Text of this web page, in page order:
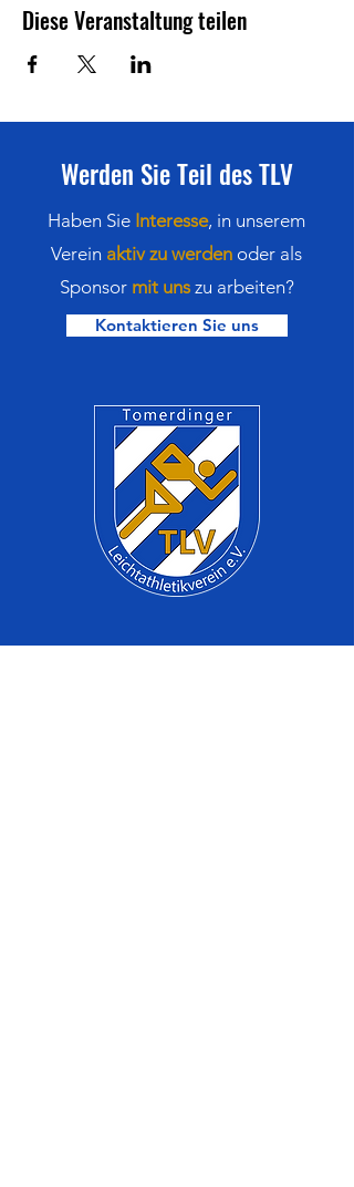
Diese Veranstaltung teilen
Werden Sie Teil des TLV
Haben Sie Interesse, in unserem
Verein aktiv zu werden oder als
Sponsor mit unszu arbeiten?
Kontaktieren Sie uns
Bleiben Sie immer auf dem